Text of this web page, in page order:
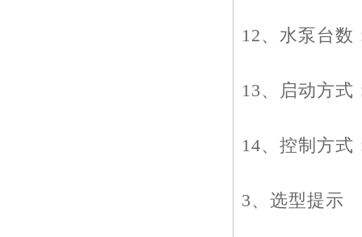
12、水泵台数
13、启动方式
14、控制方
3、选型提示